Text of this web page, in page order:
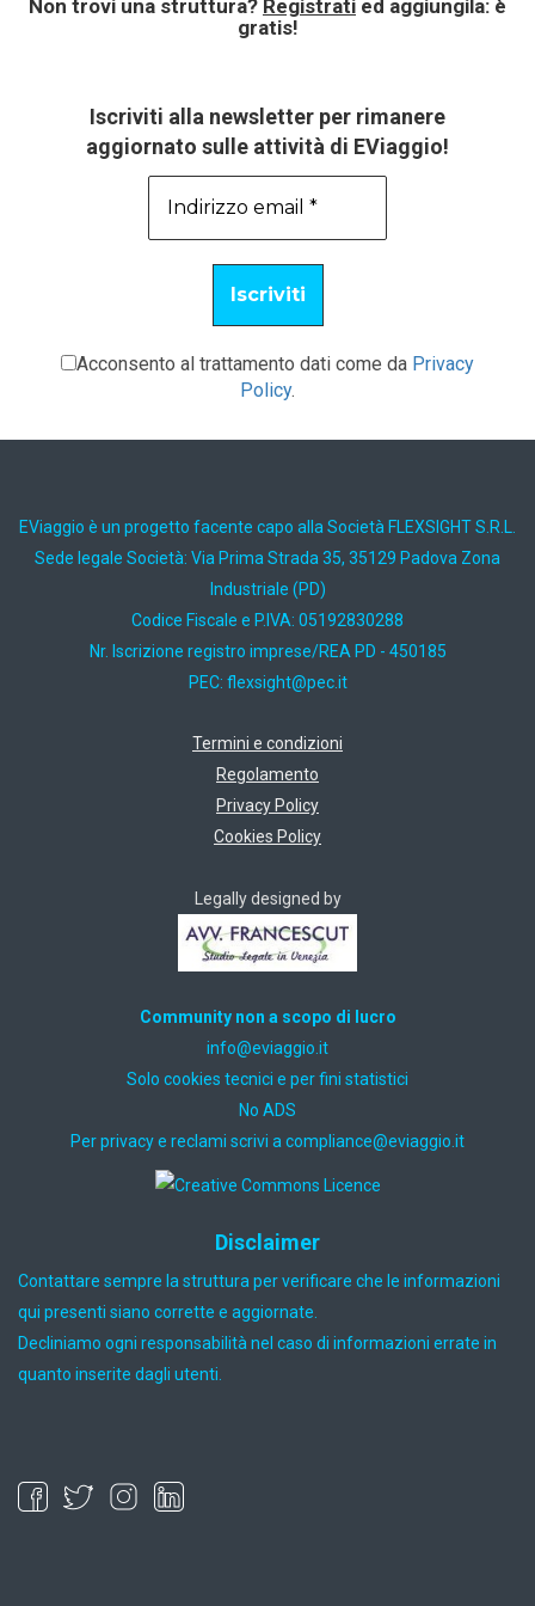
Non trovi una struttura? Registrati ed aggiungila: è
gratis!
Iscriviti alla newsletter per rimanere
aggiornato sulle attività di EViaggio!
Acconsento al trattamento dati come da Privacy
Policy.
EViaggio è un progetto facente capo alla Società FLEXSIGHT S.R.L.
Sede legale Società: Via Prima Strada 35, 35129 Padova Zona
Industriale (PD)
Codice Fiscale e P.IVA: 05192830288
Nr. Iscrizione registro imprese/REA PD - 450185
PEC: ti.cep@thgisxelf
Termini e condizioni
Regolamento
Privacy Policy
Cookies Policy
Legally designed by
Community non a scopo di lucro
ti.oiggaive@ofni
Solo cookies tecnici e per fini statistici
No ADS
Per privacy e reclami scrivi a ti.oiggaive@ecnailpmoc
Disclaimer
Contattare sempre la struttura per verificare che le informazioni
qui presenti siano corrette e aggiornate.
Decliniamo ogni responsabilità nel caso di informazioni errate in
quanto inserite dagli utenti.